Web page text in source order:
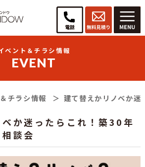
ベント＆チラシ情報
EVENT
チラシ情報 建て替えかリノベか
か迷ったらこれ！築30年
談会